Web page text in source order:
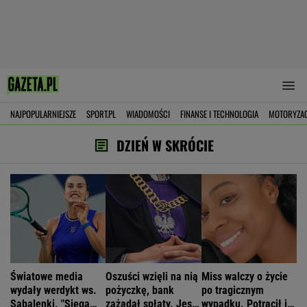
NAJPOPULARNIEJSZE SPORT.PL WIADOMOŚCI FINANSE I TECHNOLOGIA
DZIEŃ W SKRÓCIE
Światowe media
wydały werdykt ws.
Sabalenki. "Sięga
Oszuści wzięli na nią
pożyczkę, bank
zażądał spłaty. Jest
Miss walczy o życie
po tragicznym
wypadku. Potrącił ją